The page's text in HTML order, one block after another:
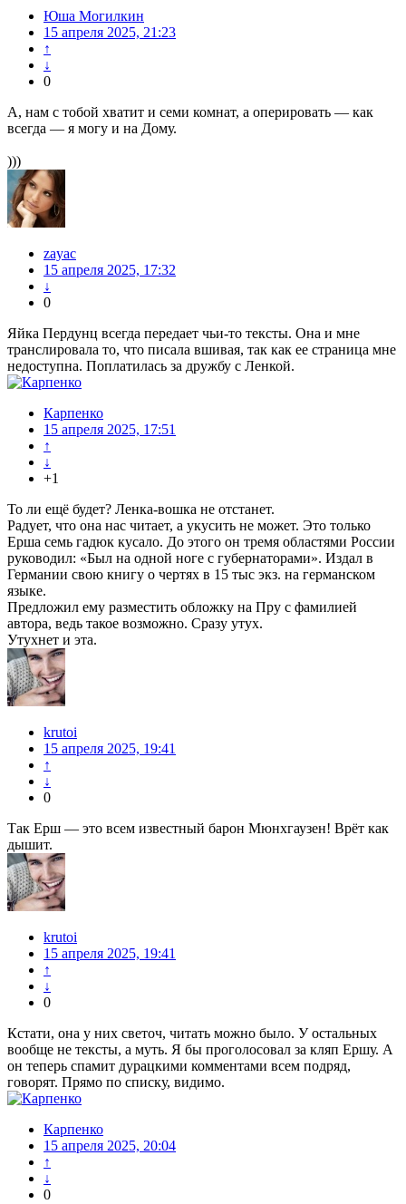
Юша Могилкин
15 апреля 2025, 21:23
↑
↓
0
А, нам с тобой хватит и семи комнат, а оперировать — как
всегда — я могу и на Дому.
)))
zayac
15 апреля 2025, 17:32
↓
0
Яйка Пердунц всегда передает чьи-то тексты. Она и мне
транслировала то, что писала вшивая, так как ее страница мне
недоступна. Поплатилась за дружбу с Ленкой.
Карпенко
15 апреля 2025, 17:51
↑
↓
+1
То ли ещё будет? Ленка-вошка не отстанет.
Радует, что она нас читает, а укусить не может. Это только
Ерша семь гадюк кусало. До этого он тремя областями России
руководил: «Был на одной ноге с губернаторами». Издал в
Германии свою книгу о чертях в 15 тыс экз. на германском
языке.
Предложил ему разместить обложку на Пру с фамилией
автора, ведь такое возможно. Сразу утух.
Утухнет и эта.
krutoi
15 апреля 2025, 19:41
↑
↓
0
Так Ерш — это всем известный барон Мюнхгаузен! Врёт как
дышит.
krutoi
15 апреля 2025, 19:41
↑
↓
0
Кстати, она у них светоч, читать можно было. У остальных
вообще не тексты, а муть. Я бы проголосовал за кляп Ершу. А
он теперь спамит дурацкими комментами всем подряд,
говорят. Прямо по списку, видимо.
Карпенко
15 апреля 2025, 20:04
↑
↓
0